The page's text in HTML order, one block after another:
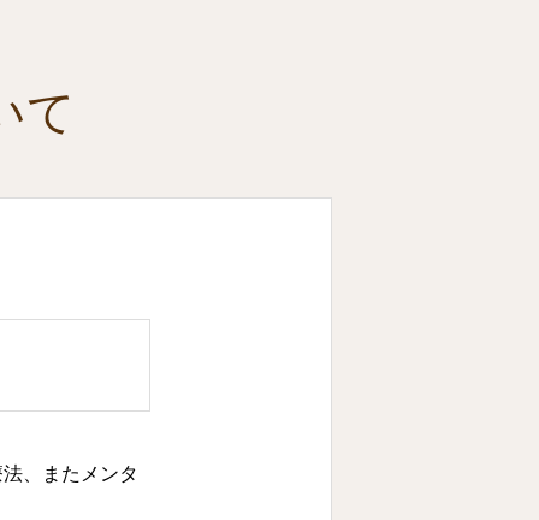
て
、またメンタ